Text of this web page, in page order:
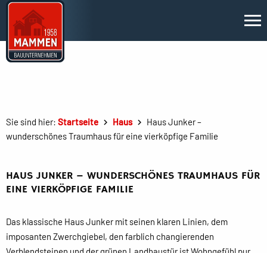
Sie sind hier: Startseite Haus
Haus Junker –
wunderschönes Traumhaus für eine vierköpfige Familie
HAUS JUNKER – WUNDERSCHÖNES TRAUMHAUS FÜR
EINE VIERKÖPFIGE FAMILIE
Das klassische Haus Junker mit seinen klaren Linien, dem
imposanten Zwerchgiebel, den farblich changierenden